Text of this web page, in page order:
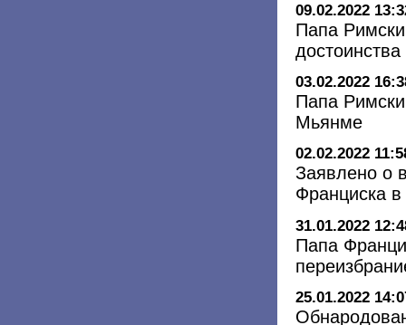
09.02.2022
Папа
03.02.2022
Папа
Мьянме
02.02.2022
Заявлено о
Франциска
31.01.2022
Папа
25.01.2022